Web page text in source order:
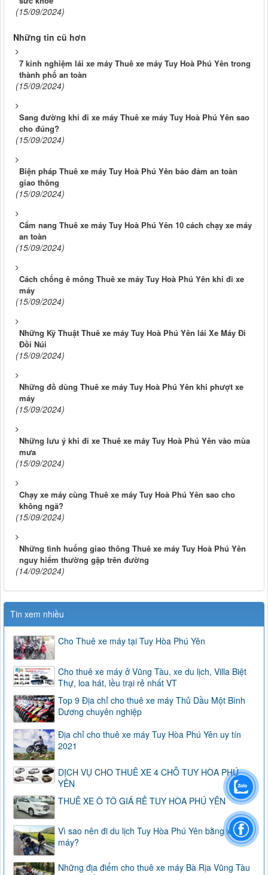
(15/09/2024)
Những tin cũ hơn
7 kinh nghiệm lái xe máy Thuê xe máy Tuy Hoà Phú Yên trong
thành phố an toàn
(15/09/2024)
Sang đường khi đi xe máy Thuê xe máy Tuy Hoà Phú Yên sao
cho đúng?
(15/09/2024)
Biện pháp Thuê xe máy Tuy Hoà Phú Yên bảo đảm an toàn
giao thông
(15/09/2024)
Cẩm nang Thuê xe máy Tuy Hoà Phú Yên 10 cách chạy xe máy
an toàn
(15/09/2024)
Cách chống ê mông Thuê xe máy Tuy Hoà Phú Yên khi đi xe
máy
(15/09/2024)
Những Kỹ Thuật Thuê xe máy Tuy Hoà Phú Yên lái Xe Máy Đi
Đồi Núi
(15/09/2024)
Những đồ dùng Thuê xe máy Tuy Hoà Phú Yên khi phượt xe
máy
(15/09/2024)
Những lưu ý khi đi xe Thuê xe máy Tuy Hoà Phú Yên vào mùa
mưa
(15/09/2024)
Chạy xe máy cùng Thuê xe máy Tuy Hoà Phú Yên sao cho
không ngã?
(15/09/2024)
Những tình huống giao thông Thuê xe máy Tuy Hoà Phú Yên
nguy hiểm thường gặp trên đường
(14/09/2024)
Tin xem nhiều
Cho Thuê xe máy tại Tuy Hòa Phú Yên
Cho thuê xe máy ở Vũng Tàu, xe du lịch, Villa Biệt
Thự, loa hát, lều trại rẻ nhất VT
Top 9 Địa chỉ cho thuê xe máy Thủ Dầu Một Bình
Dương chuyên nghiệp
Địa chỉ cho thuê xe máy Tuy Hòa Phú Yên uy tín
2021
DỊCH VỤ CHO THUÊ XE 4 CHỖ TUY HÒA PHÚ
YÊN
THUÊ XE Ô TÔ GIÁ RẺ TUY HÒA PHÚ YÊN
Vì sao nên đi du lịch Tuy Hòa Phú Yên bằng xe
máy?
Những địa điểm cho thuê xe máy Bà Rịa Vũng Tàu